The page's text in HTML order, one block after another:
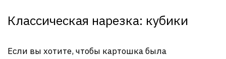
Классическая нарезка: кубики
Если вы хотите, чтобы картошка была